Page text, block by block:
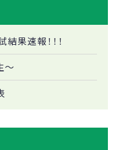
果速報！！！
～